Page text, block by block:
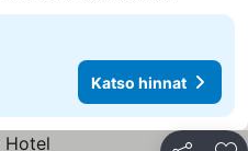
Katso hinnat